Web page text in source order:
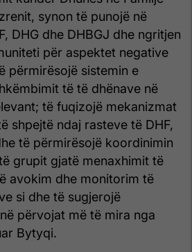
synon të punojë në
DHG dhe DHBGJ dhe ngritjen
për aspektet negative
përmirësojë sistemin e
të të dhënave në
të fuqizojë mekanizmat
shpejtë ndaj rasteve të DHF,
të përmirësojë koordinimin
grupit gjatë menaxhimit të
avokim dhe monitorim të
si dhe të sugjerojë
përvojat më të mira nga
Bytyqi.